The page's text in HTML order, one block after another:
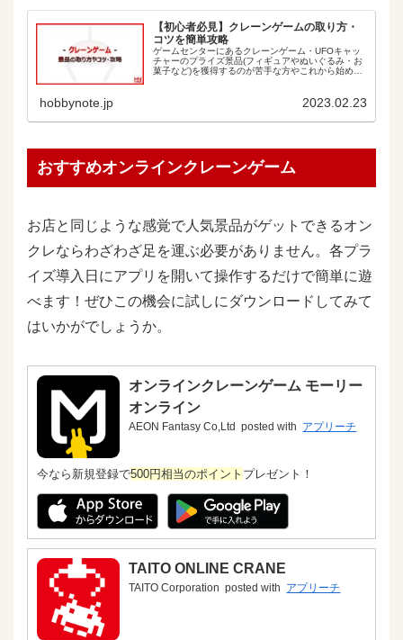
【初心者必見】クレーンゲームの取り方・
コツを簡単攻略
ゲームセンターにあるクレーンゲーム・UFOキャッ
チャーのプライズ景品(フィギュアやぬいぐるみ・お
菓子など)を獲得するのが苦手な方やこれから始めた
hobbynote.jp 2023.02.23
おすすめオンラインクレーンゲーム
お店と同じような感覚で人気景品がゲットできるオン
クレならわざわざ足を運ぶ必要がありません。各プラ
イズ導入日にアプリを開いて操作するだけで簡単に遊
べます！ぜひこの機会に試しにダウンロードしてみて
はいかがでしょうか。
オンラインクレーンゲーム モーリー
オンライン
AEON Fantasy Co,Ltd posted with アプリーチ
今なら新規登録で500円相当のポイント プレゼント！
TAITO ONLINE CRANE
TAITO Corporation posted with アプリーチ